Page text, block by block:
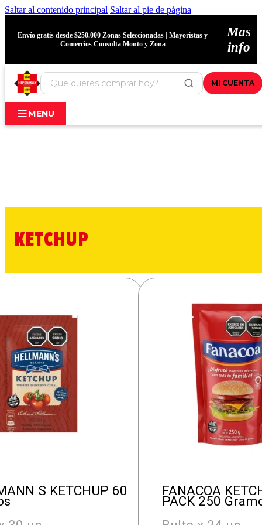
Saltar al contenido principal Saltar al pie de página
Envío gratis desde $250.000 Zonas Seleccionadas | Mayoristas y
Comercios Consulta Monto y Zona
Mas
info
MI CUENTA
MENU
KETCHUP
S KETCHUP 60 FANACOA
PACK 250